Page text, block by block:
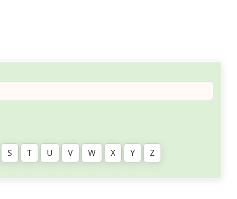
S T U V W X Y Z